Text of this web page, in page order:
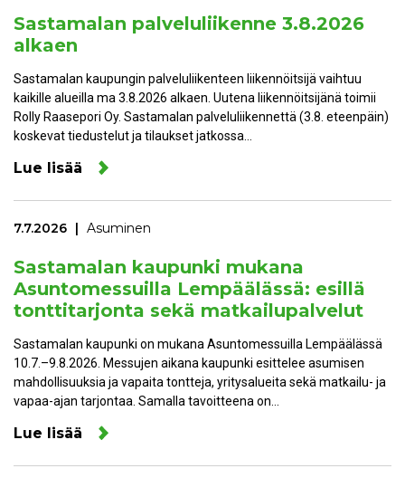
Sastamalan palveluliikenne 3.8.2026
alkaen
Sastamalan kaupungin palveluliikenteen liikennöitsijä vaihtuu
kaikille alueilla ma 3.8.2026 alkaen. Uutena liikennöitsijänä toimii
Rolly Raasepori Oy. Sastamalan palveluliikennettä (3.8. eteenpäin)
koskevat tiedustelut ja tilaukset jatkossa…
Lue lisää
7.7.2026 Asuminen
Sastamalan kaupunki mukana
Asuntomessuilla Lempäälässä: esillä
tonttitarjonta sekä matkailupalvelut
Sastamalan kaupunki on mukana Asuntomessuilla Lempäälässä
10.7.–9.8.2026. Messujen aikana kaupunki esittelee asumisen
mahdollisuuksia ja vapaita tontteja, yritysalueita sekä matkailu- ja
vapaa-ajan tarjontaa. Samalla tavoitteena on…
Lue lisää